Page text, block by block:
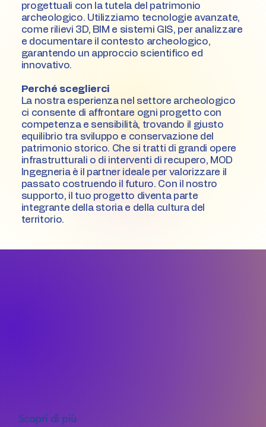
Scopri di più
progettuali con la tutela del patrimonio
archeologico. Utilizziamo tecnologie avanzate,
come rilievi 3D, BIM e sistemi GIS, per analizzare
e documentare il contesto archeologico,
garantendo un approccio scientifico ed
innovativo.
Perché sceglierci
La nostra esperienza nel settore archeologico
ci consente di affrontare ogni progetto con
competenza e sensibilità, trovando il giusto
equilibrio tra sviluppo e conservazione del
patrimonio storico. Che si tratti di grandi opere
infrastrutturali o di interventi di recupero, MOD
Ingegneria è il partner ideale per valorizzare il
passato costruendo il futuro. Con il nostro
supporto, il tuo progetto diventa parte
integrante della storia e della cultura del
territorio.